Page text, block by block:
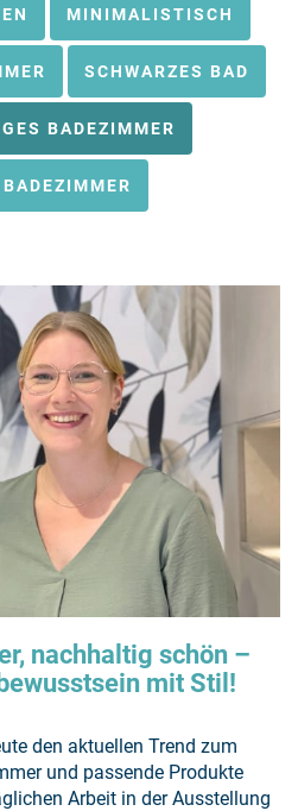
MINIMALISTISCH
SCHWARZES BAD
BADEZIMMER
nachhaltig schön –
mit Stil!
den aktuellen Trend zum
und passende Produkte
Arbeit in der Ausstellung